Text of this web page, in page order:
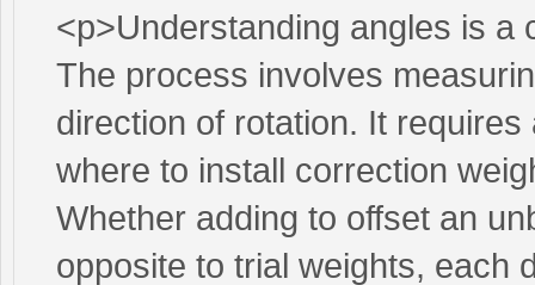
<p>Understanding angles is a
The process involves
direction of rotation. It
where to install correction
Whether adding to offset an
opposite to trial weights, each